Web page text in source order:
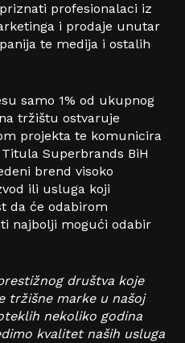
profesionalaci iz
i prodaje unutar
te medija i ostalih
samo 1% od ukupnog
tržištu ostvaruje
projekta te komunicira
Superbrands BiH
brend visoko
ili usluga koji
da će odabirom
najbolji mogući odabir
društva koje
tržišne marke u našoj
nekoliko godina
kvalitet naših usluga